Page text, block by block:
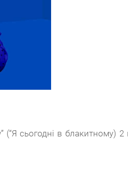
сьогодні в блакитному) 2